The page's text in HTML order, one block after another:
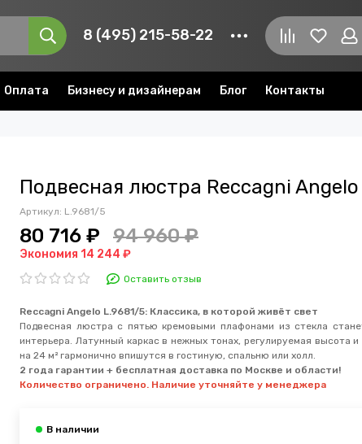
8 (495) 215-58-22
Оплата Бизнесу и дизайнерам Блог Контакты
Подвесная люстра Reccagni
Артикул: L.9681/5
80 716 ₽ 94 960 ₽
Экономия 14 244 ₽
Оставить отзыв
Reccagni Angelo L.9681/5: Классика, в которой живёт свет
Подвесная люстра с пятью кремовыми плафонами из стекла
интерьера. Латунный каркас в нежных тонах, регулируемая высота
на 24 м² гармонично впишутся в гостиную, спальню или холл.
2 года гарантии + бесплатная доставка по Москве и области!
Количество ограничено. Наличие уточняйте у менеджера